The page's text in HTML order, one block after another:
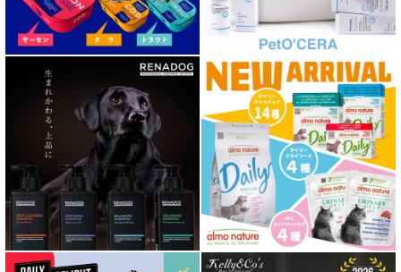
胃腸ケア対応 フード for DOG
口腔内・喉ケア対応商品 犬用
心臓ケア対応ドッグフード
皮膚・被毛ケア対応 フード for DOG
低脂肪 ドライフード for DOG